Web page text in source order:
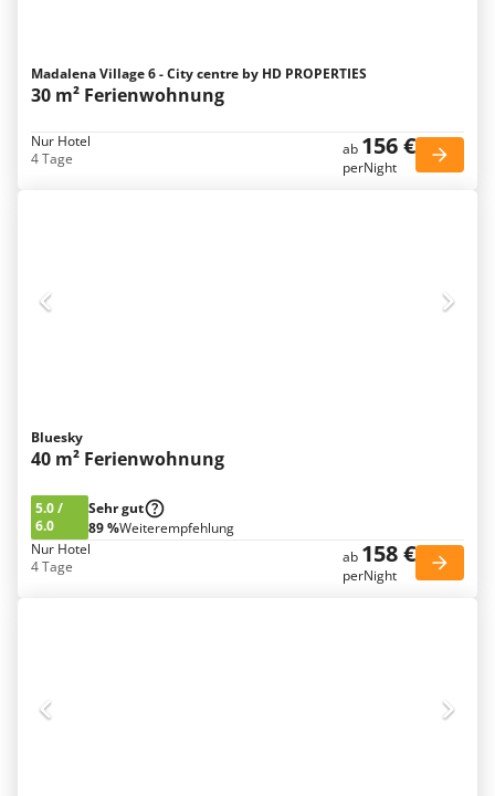
Madalena Village 6 - City centre by HD PROPERTIES
30 m² Ferienwohnung
Nur Hotel
4 Tage
ab 156 €
perNight
Bluesky
40 m² Ferienwohnung
5.0/
6.0
Sehr gut
89 %Weiterempfehlung
Nur Hotel
4 Tage
ab 158 €
perNight